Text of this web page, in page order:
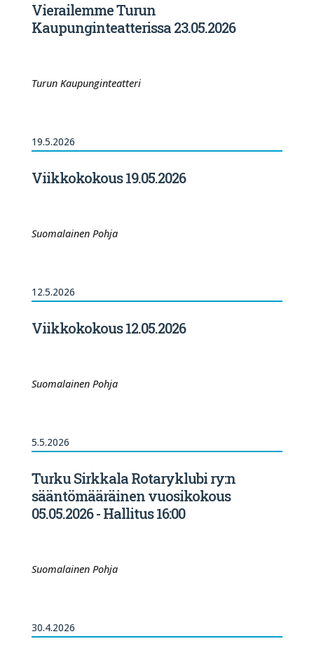
Vierailemme Turun
Kaupunginteatterissa 23.05.2026
Turun Kaupunginteatteri
19.5.2026
Viikkokokous 19.05.2026
Suomalainen Pohja
12.5.2026
Viikkokokous 12.05.2026
Suomalainen Pohja
5.5.2026
Turku Sirkkala Rotaryklubi ry:n
sääntömääräinen vuosikokous
05.05.2026 - Hallitus 16:00
Suomalainen Pohja
30.4.2026